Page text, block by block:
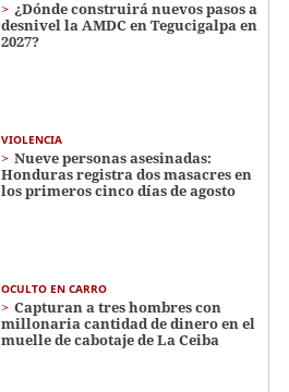
¿Dónde construirá nuevos pasos a
desnivel la AMDC en Tegucigalpa en
2027?
VIOLENCIA
Nueve personas asesinadas:
Honduras registra dos masacres en
los primeros cinco días de agosto
OCULTO EN CARRO
Capturan a tres hombres con
millonaria cantidad de dinero en el
muelle de cabotaje de La Ceiba